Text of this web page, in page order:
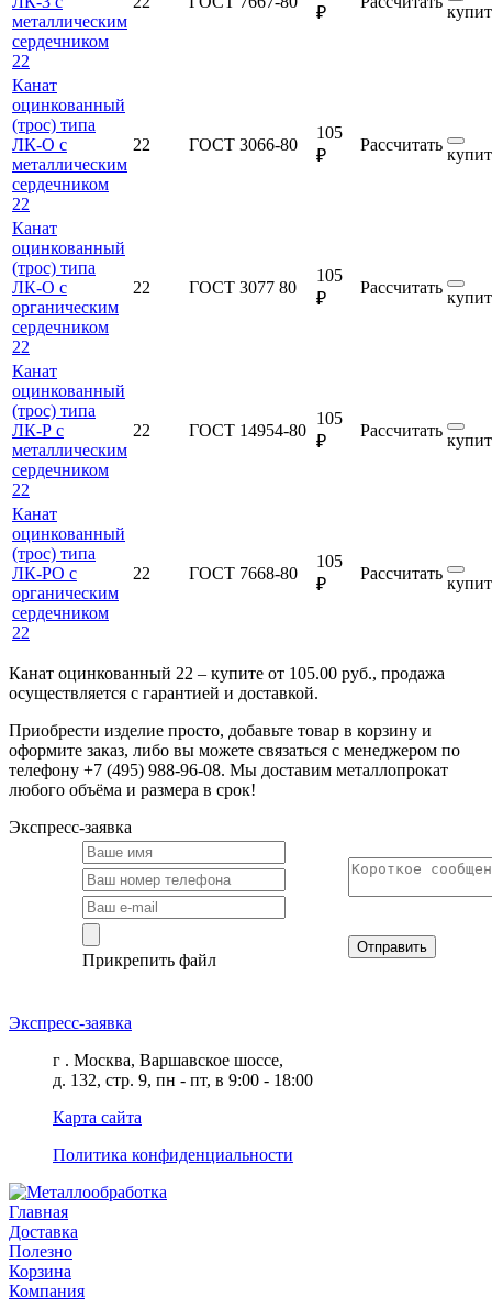
металлическим
сердечником
22
₽
Канат
оцинкованный
(трос) типа
ЛК-О с
металлическим
сердечником
22
22 ГОСТ 3066-80
105
₽
Рассчитать
Канат
оцинкованный
(трос) типа
ЛК-О с
органическим
сердечником
22
22 ГОСТ 3077 80
105
₽
Рассчитать
Канат
оцинкованный
(трос) типа
ЛК-Р с
металлическим
сердечником
22
22 ГОСТ 14954-80
105
₽
Рассчитать
Канат
оцинкованный
(трос) типа
ЛК-РО с
органическим
сердечником
22
22 ГОСТ 7668-80
105
₽
Рассчитать
Канат оцинкованный 22 – купите от 105.00 руб., продажа
осуществляется с гарантией и доставкой.
Приобрести изделие просто, добавьте товар в корзину и
оформите заказ, либо вы можете связаться с менеджером по
телефону +7 (495) 988-96-08. Мы доставим металлопрокат
любого объёма и размера в срок!
Экспресс-заявка
Прикрепить файл
Отправить
Экспресс-заявка
г . Москва, Варшавское шоссе,
д. 132, стр. 9, пн - пт, в 9:00 - 18:00
Карта сайта
Политика конфиденциальности
Главная
Доставка
Полезно
Корзина
Компания